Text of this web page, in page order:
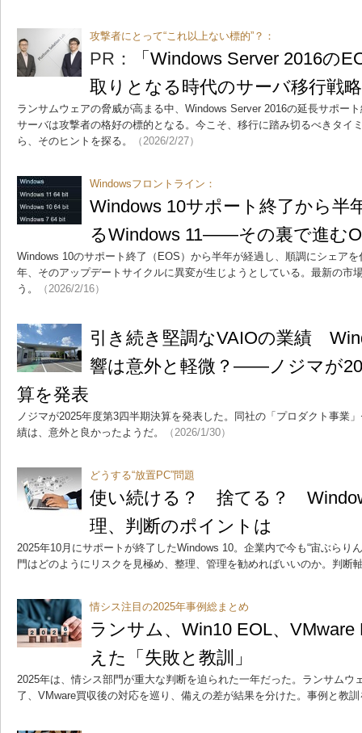
攻撃者にとって“これ以上ない標的”？：
PR：
「Windows Server 2016の
取りとなる時代のサーバ移行戦略
ランサムウェアの脅威が高まる中、Windows Server 2016の延長サポー
サーバは攻撃者の格好の標的となる。今こそ、移行に踏み切るべきタイ
ら、そのヒントを探る。
（2026/2/27）
Windowsフロントライン：
Windows 10サポート終了から半
るWindows 11――その裏で進む
Windows 10のサポート終了（EOS）から半年が経過し、順調にシェア
年、そのアップデートサイクルに異変が生じようとしている。最新の市
う。
（2026/2/16）
引き続き堅調なVAIOの業績
響は意外と軽微？――ノジマが
算を発表
ノジマが2025年度第3四半期決算を発表した。同社の「プロダクト事業
績は、意外と良かったようだ。
（2026/1/30）
どうする“放置PC”問題
使い続ける？ 捨てる？
理、判断のポイントは
2025年10月にサポートが終了したWindows 10。企業内で今も“宙ぶらり
門はどのようにリスクを見極め、整理、管理を勧めればいいのか。判断
情シス注目の2025年事例総まとめ
ランサム、Win10 EOL、
えた「失敗と教訓」
2025年は、情シス部門が重大な判断を迫られた一年だった。ランサムウ
了、VMware買収後の対応を巡り、備えの差が結果を分けた。事例と教